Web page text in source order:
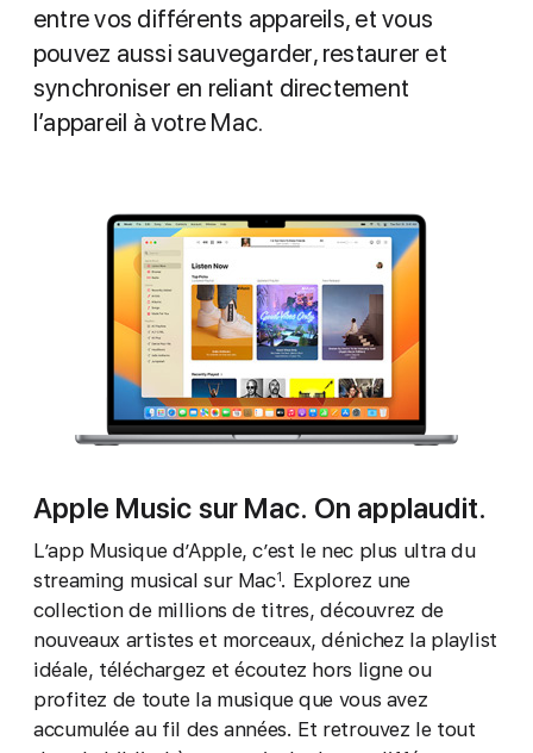
entre vos différents appareils, et vous
pouvez aussi sauvegarder, restaurer et
synchroniser en reliant directement
l’appareil à votre Mac.
Apple Music sur Mac. On applaudit.
L’app Musique d’Apple, c’est le nec plus ultra du
streaming musical sur Mac1. Explorez une
collection de millions de titres, découvrez de
nouveaux artistes et morceaux, dénichez la playlist
idéale, téléchargez et écoutez hors ligne ou
profitez de toute la musique que vous avez
accumulée au fil des années. Et retrouvez le tout